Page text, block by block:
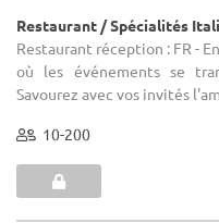
Restaurant / Spécialités
Restaurant réception : FR -
où les événements se
Savourez avec vos invités
10-200